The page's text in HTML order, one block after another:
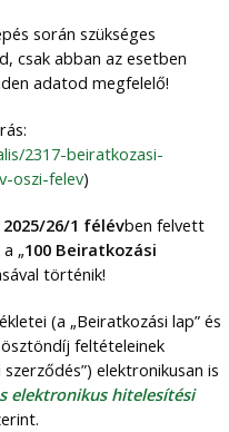
során szükséges
csak abban az esetben
adatod megfelelő!
2317-beiratkozasi-
oszi-felev)
2025/26/1 félévben felvett
„100 Beiratkozási
történik!
(a „Beiratkozási lap” és
feltételeinek
elektronikusan is
elektronikus hitelesítési